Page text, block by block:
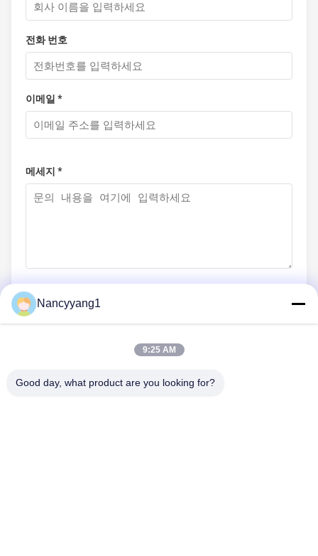
전화 번호
이메일 *
메세지 *
문의하기
Nancyyang1
9:25 AM
Good day, what product are you looking for?